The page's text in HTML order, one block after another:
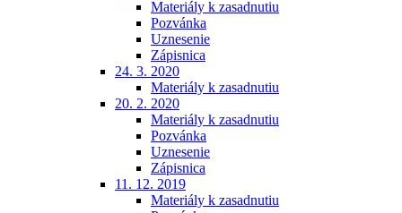
Materiály k zasadnutiu
Pozvánka
Uznesenie
Zápisnica
24. 3. 2020
Materiály k zasadnutiu
20. 2. 2020
Materiály k zasadnutiu
Pozvánka
Uznesenie
Zápisnica
11. 12. 2019
Materiály k zasadnutiu